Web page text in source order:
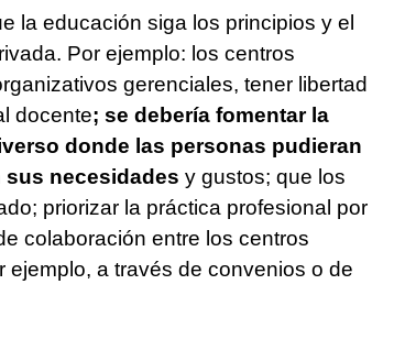
la educación siga los principios y el
Por ejemplo: los centros
gerenciales, tener libertad
docente; se debería fomentar la
donde las personas pudieran
sus necesidades y gustos; que los
priorizar la práctica profesional por
colaboración entre los centros
a través de convenios o de